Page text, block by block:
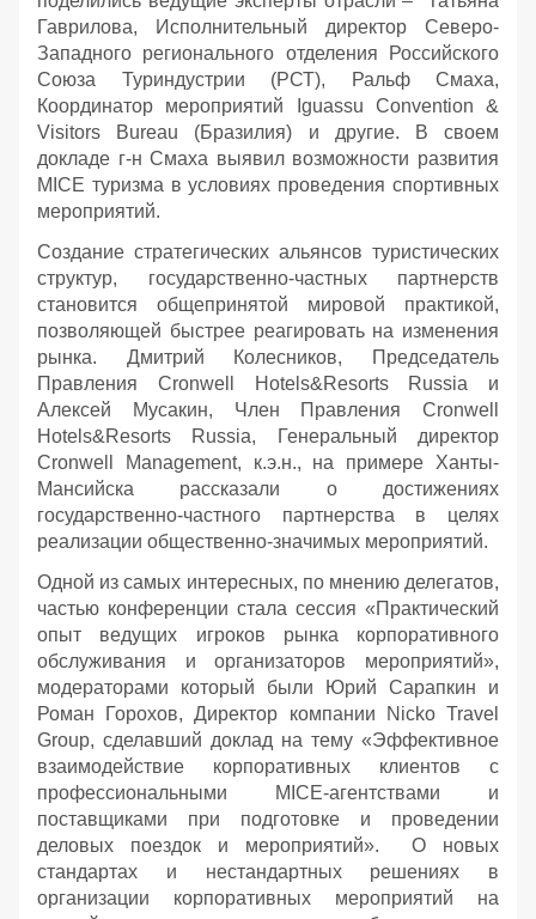
Гаврилова, Исполнительный директор Северо-
Западного регионального отделения Российского
Союза Туриндустрии (РСТ), Ральф Смаха,
Координатор мероприятий Iguassu Convention &
Visitors Bureau (Бразилия) и другие. В своем
докладе г-н Смаха выявил возможности развития
MICE туризма в условиях проведения спортивных
мероприятий.
Создание стратегических альянсов туристических
структур, государственно-частных партнерств
становится общепринятой мировой практикой,
позволяющей быстрее реагировать на изменения
рынка. Дмитрий Колесников, Председатель
Правления Cronwell Hotels&Resorts Russia и
Алексей Мусакин, Член Правления Cronwell
Hotels&Resorts Russia, Генеральный директор
Cronwell Management, к.э.н., на примере Ханты-
Мансийска рассказали о достижениях
государственно-частного партнерства в целях
реализации общественно-значимых мероприятий.
Одной из самых интересных, по мнению делегатов,
частью конференции стала сессия «Практический
опыт ведущих игроков рынка корпоративного
обслуживания и организаторов мероприятий»,
модераторами который были Юрий Сарапкин и
Роман Горохов, Директор компании Nicko Travel
Group, сделавший доклад на тему «Эффективное
взаимодействие корпоративных клиентов с
профессиональными MICE-агентствами и
поставщиками при подготовке и проведении
деловых поездок и мероприятий». О новых
стандартах и нестандартных решениях в
организации корпоративных мероприятий на